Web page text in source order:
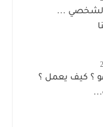
الشخصي ...
؟ كيف يعمل ؟